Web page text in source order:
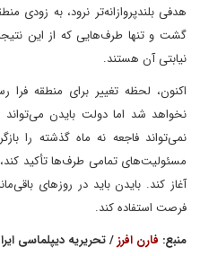
گشت و تنها طرف‌هایی که از این
نیابتی آن هستند.
اکنون، لحظه تغییر برای منطقه
نخواهد شد اما دولت بایدن
نمی‌تواند فاجعه نه ماه گذشته را
مسئولیت‌های تمامی طرف‌ها تأکید
آغاز کند. بایدن باید در روزهای
فرصت استفاده کند.
منبع: فارن افرز/ تحریریه دیپلماسی